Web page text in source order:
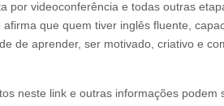
por videoconferência e todas outras
que quem tiver inglês fluente,
de aprender, ser motivado, criativo e
neste link e outras informações podem